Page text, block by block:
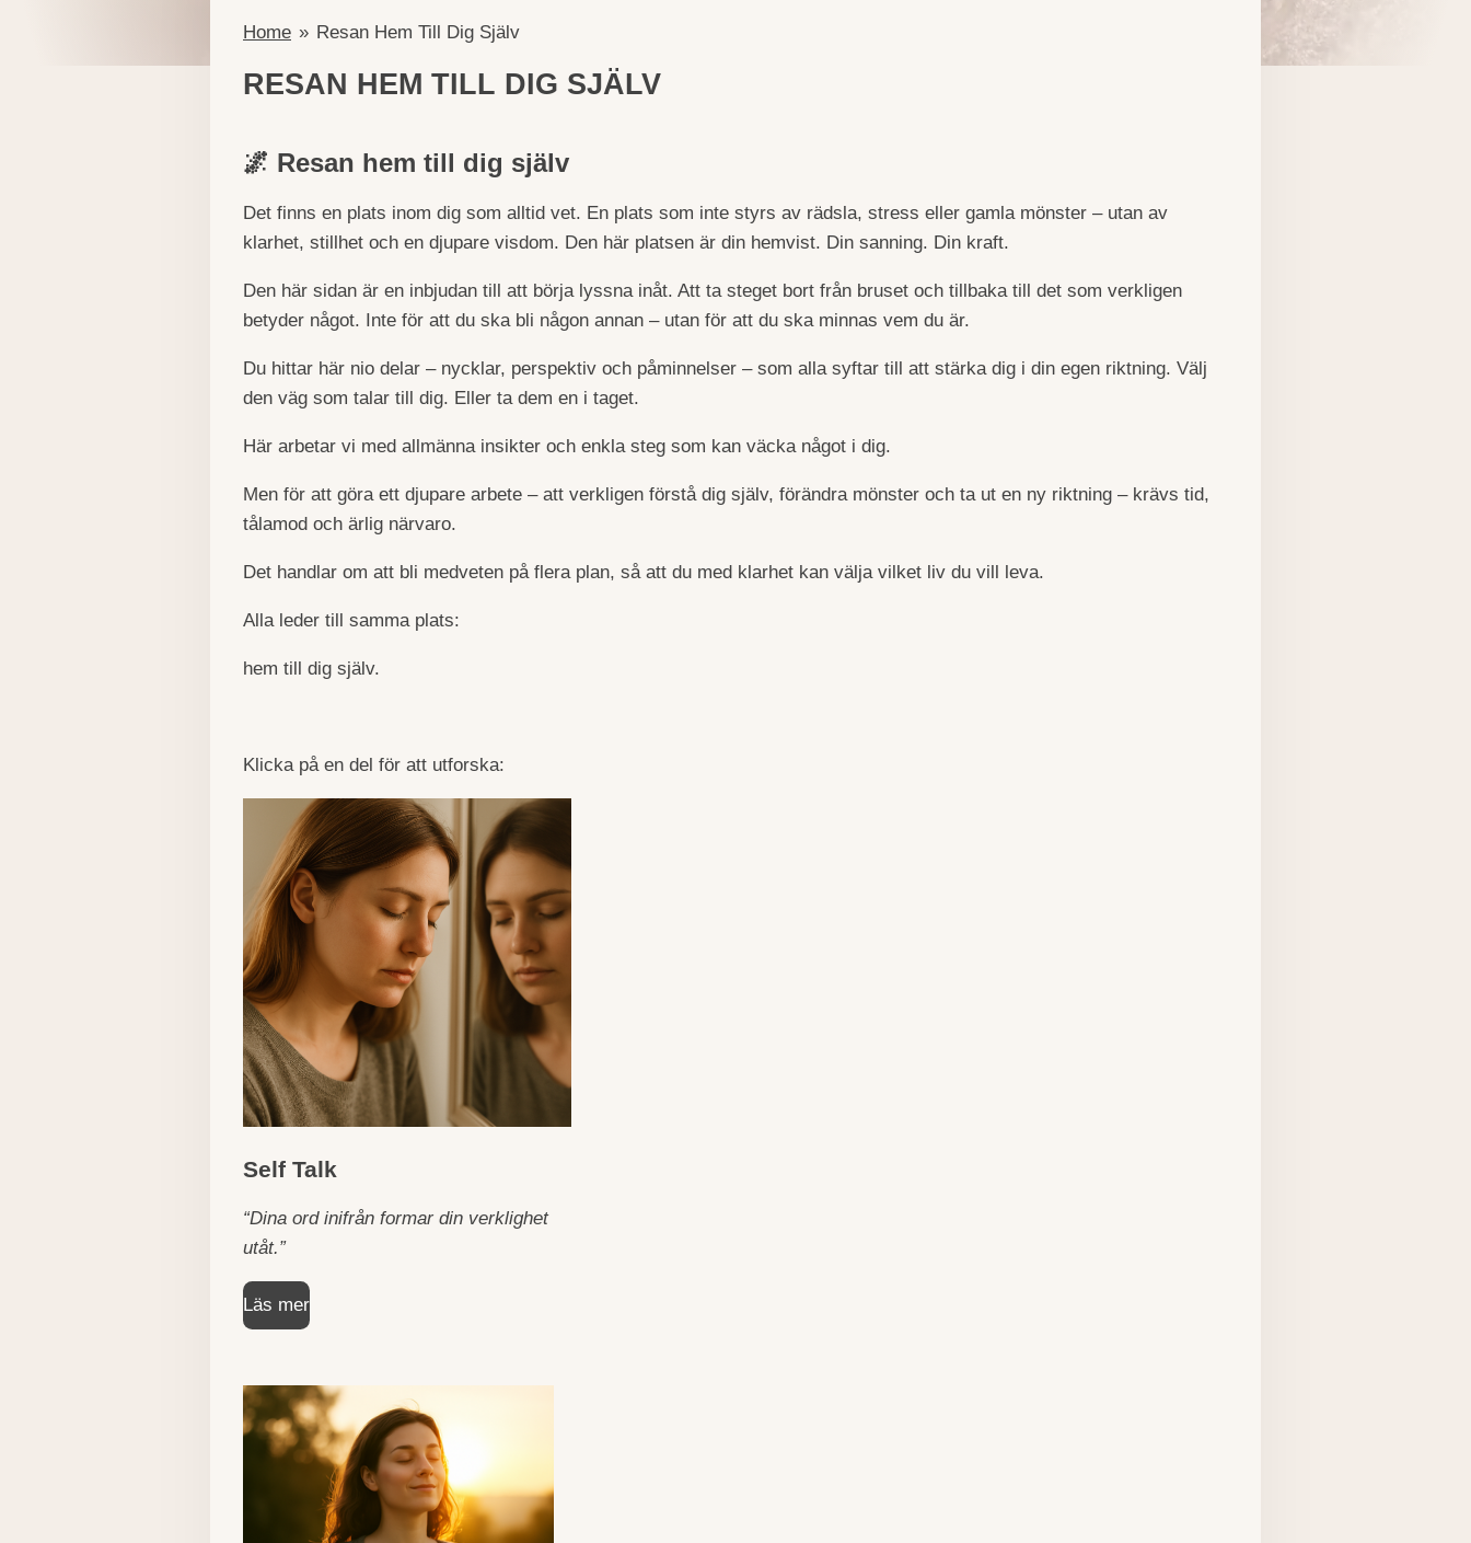
Home » Resan Hem Till Dig Själv
RESAN HEM TILL DIG SJÄLV
🌌 Resan hem till dig själv
Det finns en plats inom dig som alltid vet. En plats som inte styrs av rädsla, stress eller gamla mönster – utan av
klarhet, stillhet och en djupare visdom. Den här platsen är din hemvist. Din sanning. Din kraft.
Den här sidan är en inbjudan till att börja lyssna inåt. Att ta steget bort från bruset och tillbaka till det som verkligen
betyder något. Inte för att du ska bli någon annan – utan för att du ska minnas vem du är.
Du hittar här nio delar – nycklar, perspektiv och påminnelser – som alla syftar till att stärka dig i din egen riktning. Välj
den väg som talar till dig. Eller ta dem en i taget.
Här arbetar vi med allmänna insikter och enkla steg som kan väcka något i dig.
Men för att göra ett djupare arbete – att verkligen förstå dig själv, förändra mönster och ta ut en ny riktning – krävs tid,
tålamod och ärlig närvaro.
Det handlar om att bli medveten på flera plan, så att du med klarhet kan välja vilket liv du vill leva.
Alla leder till samma plats:
hem till dig själv.
Klicka på en del för att utforska:
Self Talk
“Dina ord inifrån formar din verklighet
utåt.”
Läs mer